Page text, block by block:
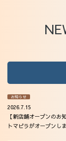
お知らせ
2026.7.15
【新店舗オープンのお
トマピラがオープンし